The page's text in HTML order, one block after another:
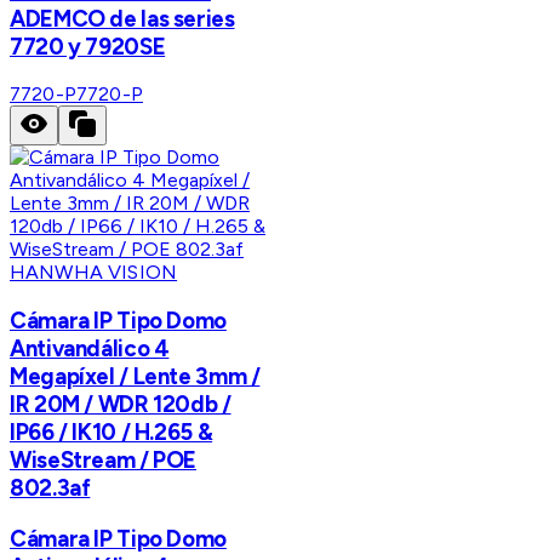
ADEMCO de las series
7720 y 7920SE
7720-P7720-P
HANWHA VISION
Cámara IP Tipo Domo
Antivandálico 4
Megapíxel / Lente 3mm /
IR 20M / WDR 120db /
IP66 / IK10 / H.265 &
WiseStream / POE
802.3af
Cámara IP Tipo Domo